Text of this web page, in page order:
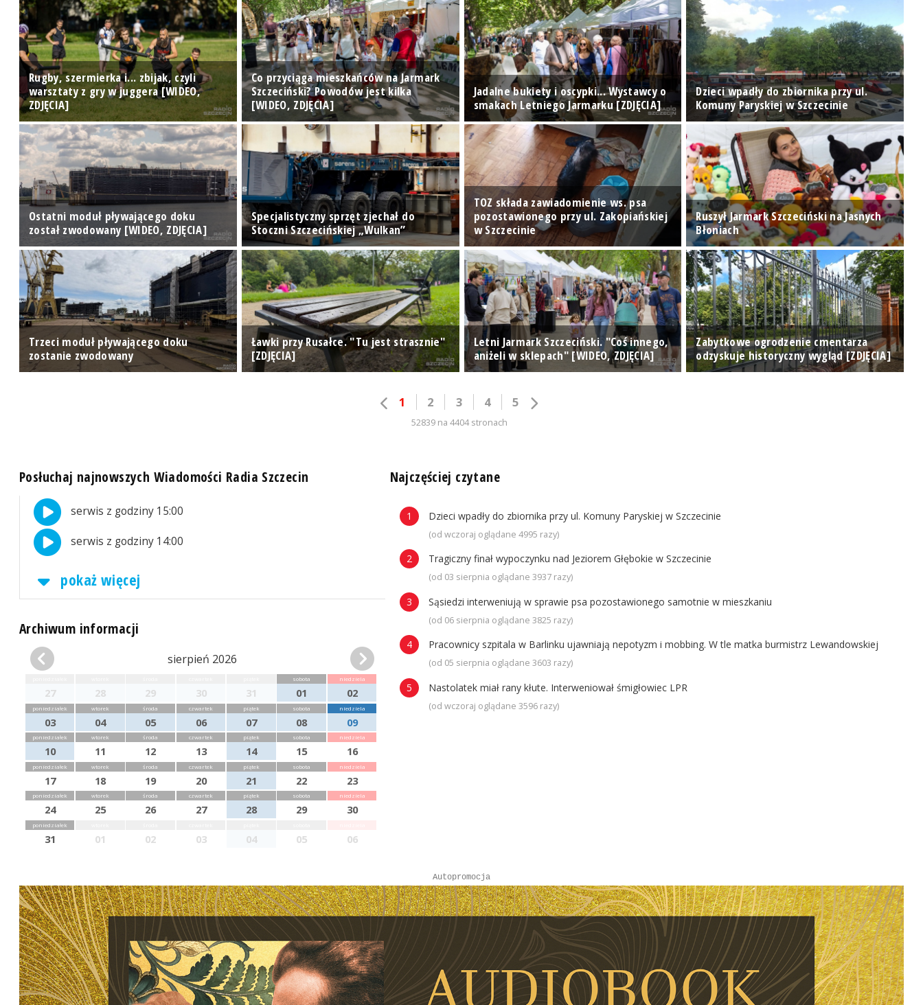
Rugby, szermierka i... zbijak, czyli
warsztaty z gry w juggera [WIDEO,
ZDJĘCIA]
Co przyciąga mieszkańców na Jarmark
Szczeciński? Powodów jest kilka
[WIDEO, ZDJĘCIA]
Jadalne bukiety i oscypki... Wystawcy o
smakach Letniego Jarmarku [ZDJĘCIA]
Dzieci wpadły do zbiornika przy ul.
Komuny Paryskiej w Szczecinie
Ostatni moduł pływającego doku
został zwodowany [WIDEO, ZDJĘCIA]
Specjalistyczny sprzęt zjechał do
Stoczni Szczecińskiej „Wulkan”
TOZ składa zawiadomienie ws. psa
pozostawionego przy ul. Zakopiańskiej
w Szczecinie
Ruszył Jarmark Szczeciński na Jasnych
Błoniach
Trzeci moduł pływającego doku
zostanie zwodowany
Ławki przy Rusałce. "Tu jest strasznie"
[ZDJĘCIA]
Letni Jarmark Szczeciński. "Coś innego,
aniżeli w sklepach" [WIDEO, ZDJĘCIA]
Zabytkowe ogrodzenie cmentarza
odzyskuje historyczny wygląd [ZDJĘCIA]
1 2 3 4 5
52839 na 4404 stronach
Posłuchaj najnowszych Wiadomości Radia Szczecin
serwis z godziny 15:00
serwis z godziny 14:00
pokaż więcej
Archiwum informacji
sierpień 2026
27 28 29 30 31
sobota
01
niedziela
02
poniedziałek
03
wtorek
04
środa
05
czwartek
06
piątek
07
sobota
08
niedziela
09
poniedziałek
10
wtorek
11
środa
12
czwartek
13
piątek
14
sobota
15
niedziela
16
poniedziałek
17
wtorek
18
środa
19
czwartek
20
piątek
21
sobota
22
niedziela
23
poniedziałek
24
wtorek
25
środa
26
czwartek
27
piątek
28
sobota
29
niedziela
30
poniedziałek
31 01 02 03 04 05 06
Najczęściej czytane
Dzieci wpadły do zbiornika przy ul. Komuny Paryskiej w Szczecinie
(od wczoraj oglądane 4995 razy)
Tragiczny finał wypoczynku nad Jeziorem Głębokie w Szczecinie
(od 03 sierpnia oglądane 3937 razy)
Sąsiedzi interweniują w sprawie psa pozostawionego samotnie w mieszkaniu
(od 06 sierpnia oglądane 3825 razy)
Pracownicy szpitala w Barlinku ujawniają nepotyzm i mobbing. W tle matka burmistrz Lewandowskiej
(od 05 sierpnia oglądane 3603 razy)
Nastolatek miał rany kłute. Interweniował śmigłowiec LPR
(od wczoraj oglądane 3596 razy)
Autopromocja